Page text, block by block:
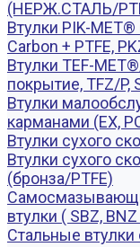
(НЕРЖ.СТАЛЬ/
Втулки PIK-
Carbon + PTFE,
Втулки TEF-
покрытие, TFZ/P,
Втулки
карманами (EX,
Втулки сухого
Втулки сухого
(бронза/PTFE)
втулки ( SBZ, BNZ
Стальные